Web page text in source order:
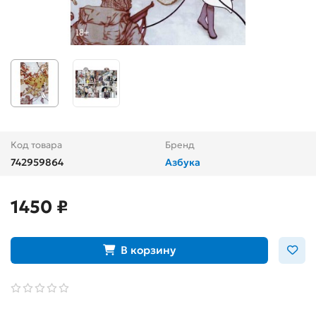
Код товара
742959864
Бренд
Азбука
1450 ₽
В корзину